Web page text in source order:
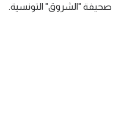
الدوري الإسباني
صحيفة "الشروق" التونسية.